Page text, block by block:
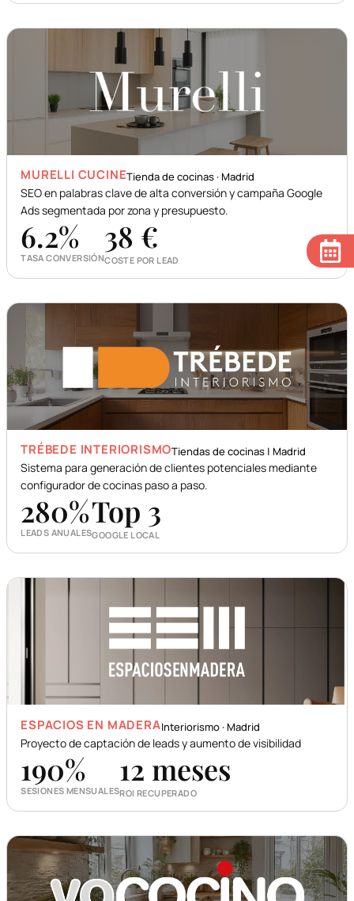
MURELLI CUCINETienda de cocinas · Madrid
SEO en palabras clave de alta conversión y campaña Google
Ads segmentada por zona y presupuesto.
TASA CONVERSIÓN
6.2% 38 €
COSTE POR LEAD
TRÉBEDE INTERIORISMOTiendas de cocinas | Madrid
Sistema para generación de clientes potenciales mediante
configurador de cocinas paso a paso.
LEADS ANUALES
280%Top 3
GOOGLE LOCAL
ESPACIOS EN MADERAInteriorismo · Madrid
Proyecto de captación de leads y aumento de visibilidad
SESIONES MENSUALES
190% 12 meses
ROI RECUPERADO